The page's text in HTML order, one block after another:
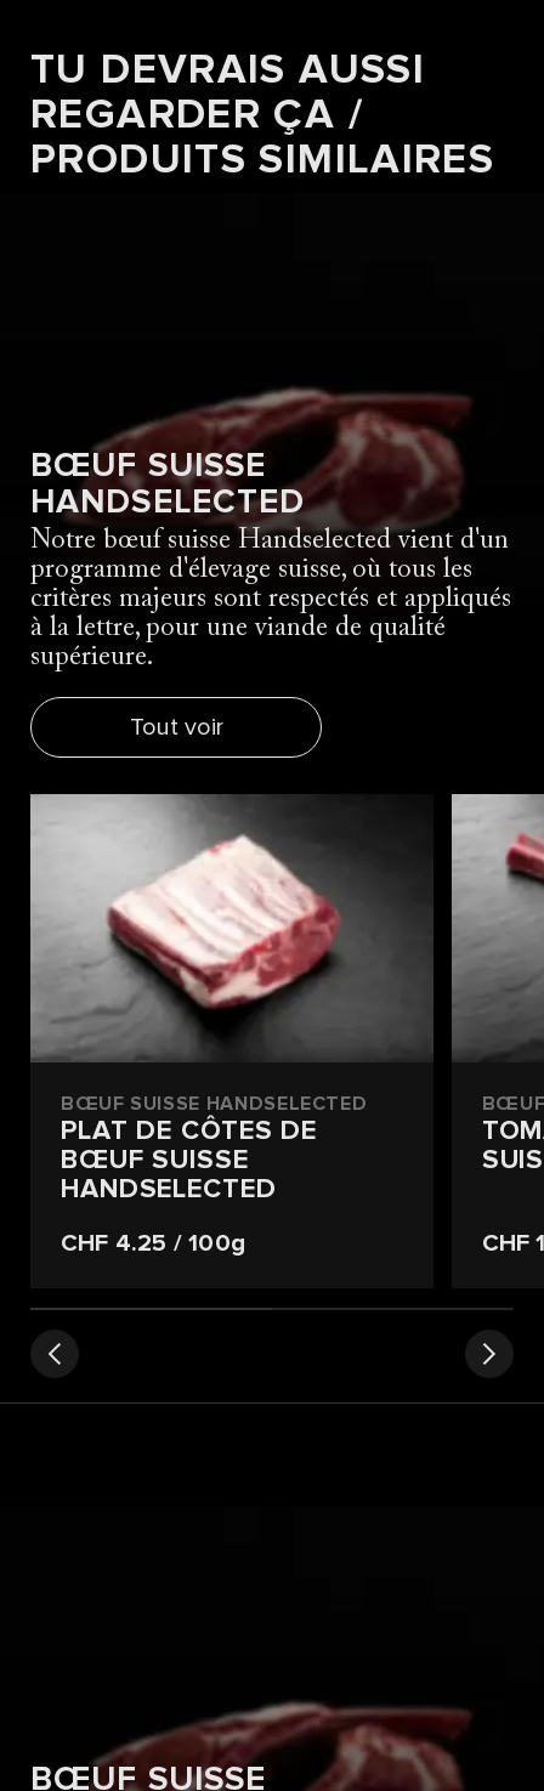
RECETTES
CHUCK FLAP AU JUS JAPONAIS ET
SES OIGNONS VERTS
TU DEVRAIS AUSSI
REGARDER ÇA /
PRODUITS SIMILAIRES
BŒUF SUISSE
HANDSELECTED
Notre bœuf suisse Handselected vient d'un
programme d'élevage suisse, où tous les
critères majeurs sont respectés et appliqués
à la lettre, pour une viande de qualité
supérieure.
Tout voir
BŒUF SUISSE HANDSELECTED
PLAT DE CÔTES DE
BŒUF SUISSE
HANDSELECTED
CHF 4.25 / 100g
BŒUF
CHF
BŒUF SUISSE